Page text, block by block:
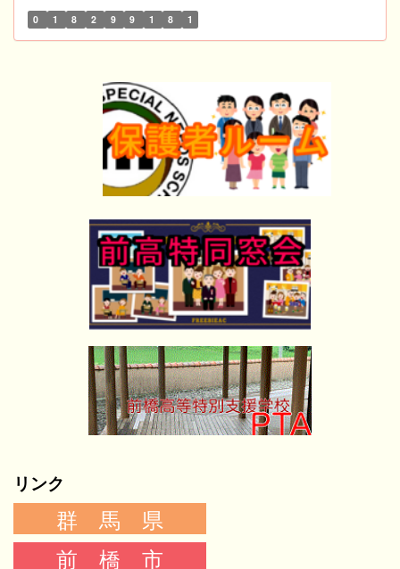
0 1 8 2 9 9 1 8 1
リンク
群 馬 県
前 橋 市